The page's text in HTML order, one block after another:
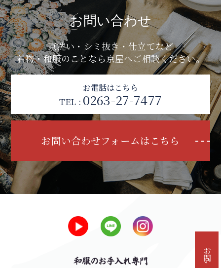
お問い合わせ
京洗い・シミ抜き・仕立てなど
着物・和服のことなら京屋へご相談ください。
お電話はこちら
TEL : 0263-27-7477
お問い合わせフォームはこちら